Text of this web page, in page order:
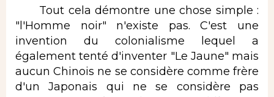
Tout cela démontre une chose simple :
"l'Homme noir" n'existe pas. C'est une
invention du colonialisme lequel a
également tenté d'inventer "Le Jaune" mais
aucun Chinois ne se considère comme frère
d'un Japonais qui ne se considère pas